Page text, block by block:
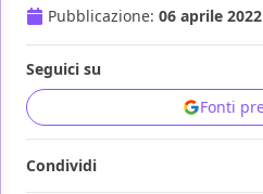
Pubblicazione: 06 aprile
Seguici su
Fonti
Condividi